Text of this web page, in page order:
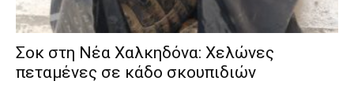
Σοκ στη Νέα Χαλκηδόνα: Χελώνες
πεταμένες σε κάδο σκουπιδιών